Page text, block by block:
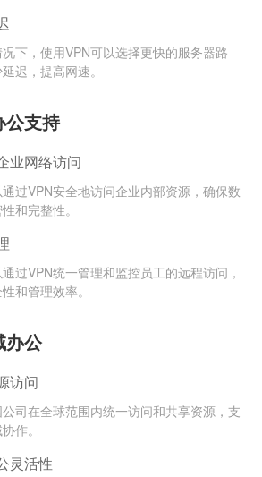
下，使用VPN可以选择更快的服务器路
迟，提高网速。
公支持
业网络访问
过VPN安全地访问企业内部资源，确保数
和完整性。
过VPN统一管理和监控员工的远程访问，
和管理效率。
办公
访问
公司在全球范围内统一访问和共享资源，支
作。
灵活性